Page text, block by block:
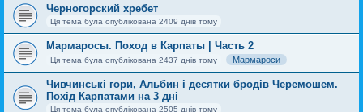
Черногорский хребет
Ця тема була опублікована 2409 днів тому
Мармаросы. Поход в Карпаты | Часть 2
Ця тема була опублікована 2437 днів тому Мармароси
Чивчинські гори, Альбин і десятки бродів Черемошем.
Похід Карпатами на 3 дні
Ця тема була опублікована 2505 днів тому